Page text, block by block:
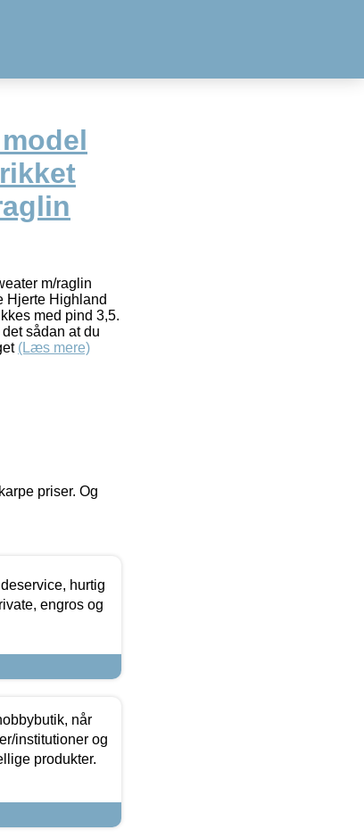
m/raglin
Hjerte Highland
med pind 3,5.
sådan at du
(Læs mere)
priser. Og
hurtig
engros og
når
institutioner og
produkter.